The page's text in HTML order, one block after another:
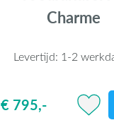
Charme
Levertijd: 1-2
€ 795,-